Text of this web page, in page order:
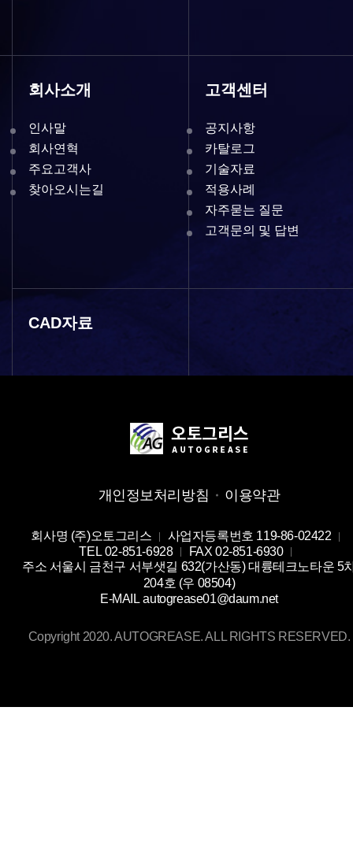
회사소개
인사말
회사연혁
주요고객사
찾아오시는길
고객센터
공지사항
카탈로그
기술자료
적용사례
자주묻는 질문
고객문의 및 답변
CAD자료
개인정보처리방침 이용약관
회사명 (주)오토그리스 사업자등록번호 119-86-02422
TEL 02-851-6928 FAX 02-851-6930
주소 서울시 금천구 서부샛길 632(가산동) 대륭테크노타운 5
204호 (우 08504)
E-MAIL autogrease01@daum.net
Copyright 2020. AUTOGREASE. ALL RIGHTS RESERVED.